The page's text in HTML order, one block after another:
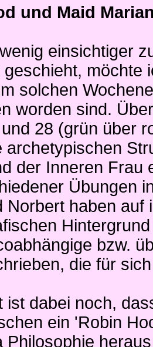
und Maid
einsichtiger
geschieht, möchte
solchen
worden sind.
28 (grün über
archetypischen
der Inneren Frau
Übungen
Norbert haben auf
bzw.
die für
ist dabei noch,
ein 'Robin
Philosophie